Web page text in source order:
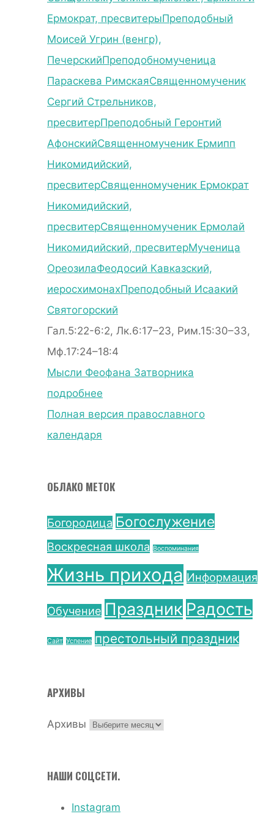
Ермократ, пресвитерыПреподобный
Моисей Угрин (венгр),
ПечерскийПреподобномученица
Параскева РимскаяСвященномученик
Сергий Стрельников,
пресвитерПреподобный Геронтий
АфонскийСвященномученик Ермипп
Никомидийский,
пресвитерСвященномученик Ермократ
Никомидийский,
пресвитерСвященномученик Ермолай
Никомидийский, пресвитерМученица
ОреозилаФеодосий Кавказский,
иеросхимонахПреподобный Исаакий
Святогорский
Гал.5:22-6:2, Лк.6:17–23, Рим.15:30–33,
Мф.17:24–18:4
Мысли Феофана Затворника
подробнее
Полная версия православного
календаря
ОБЛАКО МЕТОК
Богородица Богослужение
Воскресная школа Воспоминания
Жизнь прихода Информация
Обучение Праздник Радость
Сайт Успение престольный праздник
АРХИВЫ
Архивы
НАШИ СОЦСЕТИ.
Instagram